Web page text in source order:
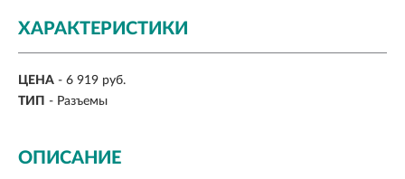
ХАРАКТЕРИСТИКИ
ЦЕНА - 6 919 руб.
ТИП - Разъемы
ОПИСАНИЕ